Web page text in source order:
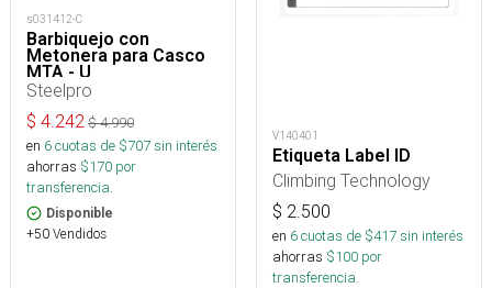
s031412-C
Barbiquejo con
Metonera para Casco
MTA - U
Steelpro
$ 4.242 $4.990
en 6cuotas de $707sin interés
ahorras $170 por
transferencia.
Disponible
+50 Vendidos
V140401
Etiqueta Label ID
Climbing Technology
$ 2.500
en 6cuotas de $417sin interés
ahorras $100 por
transferencia.